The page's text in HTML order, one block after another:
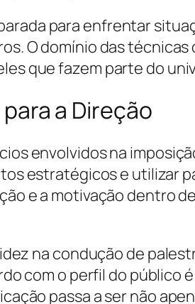
para enfrentar
O domínio das
que fazem parte do
a Direção
envolvidos na
estratégicos e utilizar
e a motivação dentro
na condução de
com o perfil do público
passa a ser não